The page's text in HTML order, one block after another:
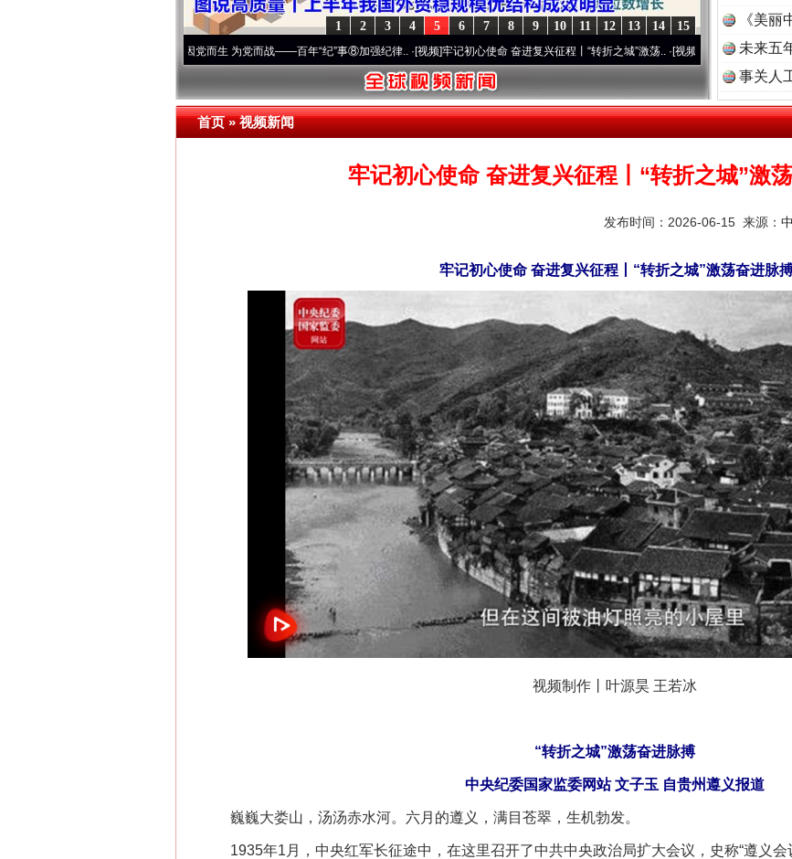
15
14
13
12
11
10
9
8
7
6
5
4
3
2
1
因党而生 为党而战——百年“纪”事⑧加强纪律..·[视频]牢记初心使命 奋进复兴征程丨“转折之城”激荡..·[视频]牢记初心使命 奋进复兴征程
《美丽
未来五
事关人
首页»视频新闻
牢记初心使命 奋进复兴征程丨“转折之城”激
发布时间：2026-06-15 来源：
牢记初心使命 奋进复兴征程丨“转折之城”激荡奋进脉
视频制作丨叶源昊 王若冰
“转折之城”激荡奋进脉搏
中央纪委国家监委网站 文子玉 自贵州遵义报道
巍巍大娄山，汤汤赤水河。六月的遵义，满目苍翠，生机勃发。
1935年1月，中央红军长征途中，在这里召开了中共中央政治局扩大会议，史称“遵义会